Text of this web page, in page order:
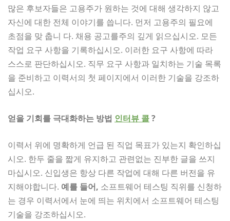
많은 후보자들은 고용주가 원하는 것에 대해 생각하지 않고
자신에 대한 전체 이야기를 씁니다. 먼저 고용주의 필요에
초점을 맞 춥니 다. 채용 공고를주의 깊게 읽으십시오. 모든
작업 요구 사항을 기록하십시오. 이러한 요구 사항에 따라
스스로 판단하십시오. 직무 요구 사항과 일치하는 기술 목록
을 준비하고 이력서의 첫 페이지에서 이러한 기술을 강조하
십시오.
얻을 기회를 극대화하는 방법 인터뷰 콜?
이력서 위에 명확하게 언급 된 직업 목표가 있는지 확인하십
시오. 한두 줄을 짧게 유지하고 관련없는 진부한 글을 쓰지
마십시오. 신입생은 항상 다른 작업에 대해 다른 버전을 유
지해야합니다. 예를 들어, 소프트웨어 테스팅 직위를 신청하
는 경우 이력서에서 눈에 띄는 위치에서 소프트웨어 테스팅
기술을 강조하십시오.